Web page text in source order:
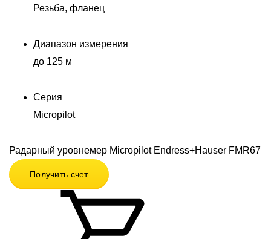
Резьба, фланец
Диапазон измерения
до 125 м
Серия
Micropilot
Радарный уровнемер Micropilot Endress+Hauser FMR67
Получить счет